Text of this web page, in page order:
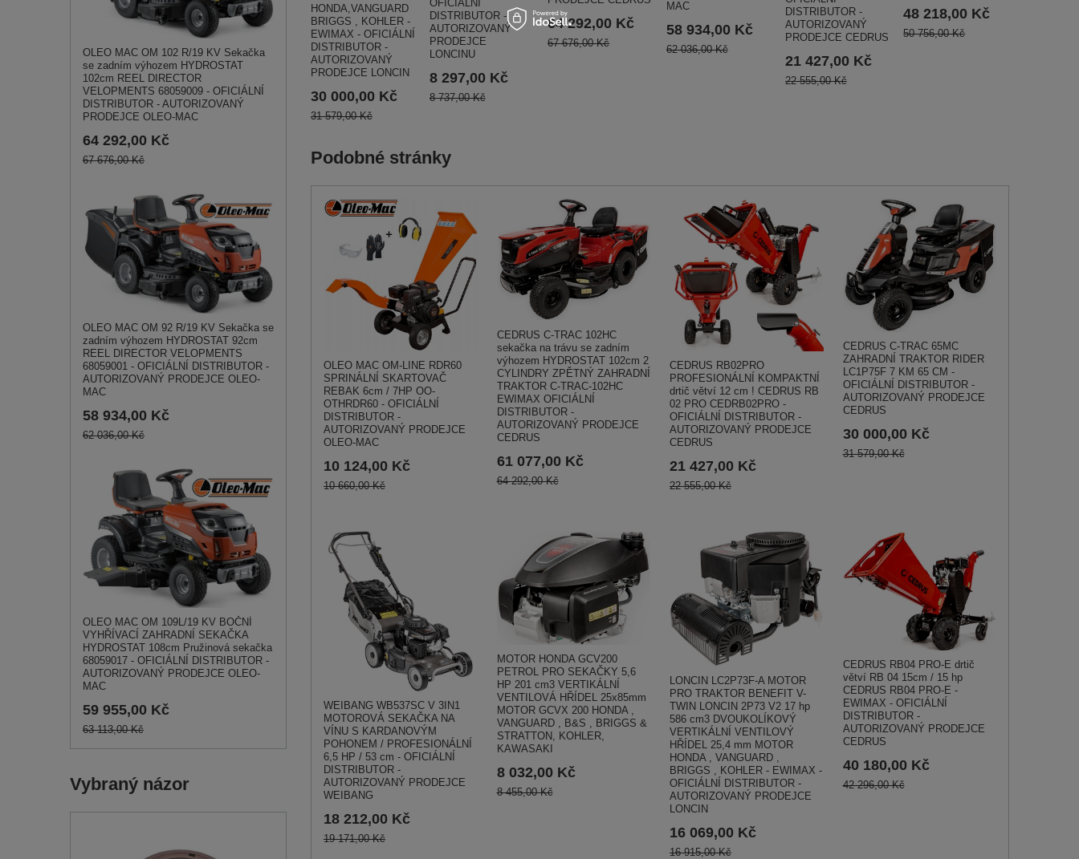
OLEO MAC OM 102 R/19 KV Sekačka
se zadním výhozem HYDROSTAT
102cm REEL DIRECTOR
VELOPMENTS 68059009 - OFICIÁLNÍ
DISTRIBUTOR - AUTORIZOVANÝ
PRODEJCE OLEO-MAC
64 292,00 Kč
67 676,00 Kč
OLEO MAC OM 92 R/19 KV Sekačka se
zadním výhozem HYDROSTAT 92cm
REEL DIRECTOR VELOPMENTS
68059001 - OFICIÁLNÍ DISTRIBUTOR -
AUTORIZOVANÝ PRODEJCE OLEO-
MAC
58 934,00 Kč
62 036,00 Kč
OLEO MAC OM 109L/19 KV BOČNÍ
VYHŘÍVACÍ ZAHRADNÍ SEKAČKA
HYDROSTAT 108cm Pružinová sekačka
68059017 - OFICIÁLNÍ DISTRIBUTOR -
AUTORIZOVANÝ PRODEJCE OLEO-
MAC
59 955,00 Kč
63 113,00 Kč
Vybraný názor
HONDA,VANGUARD
BRIGGS , KOHLER -
EWIMAX - OFICIÁLNÍ
DISTRIBUTOR -
AUTORIZOVANÝ
PRODEJCE LONCIN
30 000,00 Kč
31 579,00 Kč
OFICIÁLNÍ
DISTRIBUTOR -
AUTORIZOVANÝ
PRODEJCE
LONCINU
8 297,00 Kč
8 737,00 Kč
64 292,00 Kč
67 676,00 Kč
MAC
58 934,00 Kč
62 036,00 Kč
DISTRIBUTOR -
AUTORIZOVANÝ
PRODEJCE CEDRUS
21 427,00 Kč
22 555,00 Kč
48 218,00 Kč
50 756,00 Kč
Podobné stránky
OLEO MAC OM-LINE RDR60
SPRINÁLNÍ SKARTOVAČ
REBAK 6cm / 7HP OO-
OTHRDR60 - OFICIÁLNÍ
DISTRIBUTOR -
AUTORIZOVANÝ PRODEJCE
OLEO-MAC
10 124,00 Kč
10 660,00 Kč
CEDRUS C-TRAC 102HC
sekačka na trávu se zadním
výhozem HYDROSTAT 102cm 2
CYLINDRY ZPĚTNÝ ZAHRADNÍ
TRAKTOR C-TRAC-102HC
EWIMAX OFICIÁLNÍ
DISTRIBUTOR -
AUTORIZOVANÝ PRODEJCE
CEDRUS
61 077,00 Kč
64 292,00 Kč
CEDRUS RB02PRO
PROFESIONÁLNÍ KOMPAKTNÍ
drtič větví 12 cm ! CEDRUS RB
02 PRO CEDRB02PRO -
OFICIÁLNÍ DISTRIBUTOR -
AUTORIZOVANÝ PRODEJCE
CEDRUS
21 427,00 Kč
22 555,00 Kč
CEDRUS C-TRAC 65MC
ZAHRADNÍ TRAKTOR RIDER
LC1P75F 7 KM 65 CM -
OFICIÁLNÍ DISTRIBUTOR -
AUTORIZOVANÝ PRODEJCE
CEDRUS
30 000,00 Kč
31 579,00 Kč
WEIBANG WB537SC V 3IN1
MOTOROVÁ SEKAČKA NA
VÍNU S KARDANOVÝM
POHONEM / PROFESIONÁLNÍ
6,5 HP / 53 cm - OFICIÁLNÍ
DISTRIBUTOR -
AUTORIZOVANÝ PRODEJCE
WEIBANG
18 212,00 Kč
19 171,00 Kč
MOTOR HONDA GCV200
PETROL PRO SEKAČKY 5,6
HP 201 cm3 VERTIKÁLNÍ
VENTILOVÁ HŘÍDEL 25x85mm
MOTOR GCVX 200 HONDA ,
VANGUARD , B&S , BRIGGS &
STRATTON, KOHLER,
KAWASAKI
8 032,00 Kč
8 455,00 Kč
LONCIN LC2P73F-A MOTOR
PRO TRAKTOR BENEFIT V-
TWIN LONCIN 2P73 V2 17 hp
586 cm3 DVOUKOLÍKOVÝ
VERTIKÁLNÍ VENTILOVÝ
HŘÍDEL 25,4 mm MOTOR
HONDA , VANGUARD ,
BRIGGS , KOHLER - EWIMAX -
OFICIÁLNÍ DISTRIBUTOR -
AUTORIZOVANÝ PRODEJCE
LONCIN
16 069,00 Kč
16 915,00 Kč
CEDRUS RB04 PRO-E drtič
větví RB 04 15cm / 15 hp
CEDRUS RB04 PRO-E -
EWIMAX - OFICIÁLNÍ
DISTRIBUTOR -
AUTORIZOVANÝ PRODEJCE
CEDRUS
40 180,00 Kč
42 296,00 Kč